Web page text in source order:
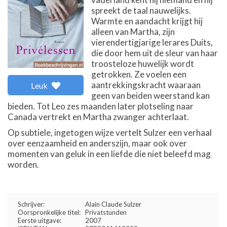
Leuk
spreekt de taal nauwelijks.
Warmte en aandacht krijgt hij
alleen van Martha, zijn
vierendertigjarige lerares Duits,
die door hem uit de sleur van haar
troosteloze huwelijk wordt
getrokken. Ze voelen een
aantrekkingskracht waaraan
geen van beiden weerstand kan
bieden. Tot Leo zes maanden later plotseling naar
Canada vertrekt en Martha zwanger achterlaat.
Op subtiele, ingetogen wijze vertelt Sulzer een verhaal
over eenzaamheid en anderszijn, maar ook over
momenten van geluk in een liefde die niet beleefd mag
worden.
Schrijver:
Alain Claude Sulzer
Oorspronkelijke titel: Privatstunden
Eerste uitgave:
2007